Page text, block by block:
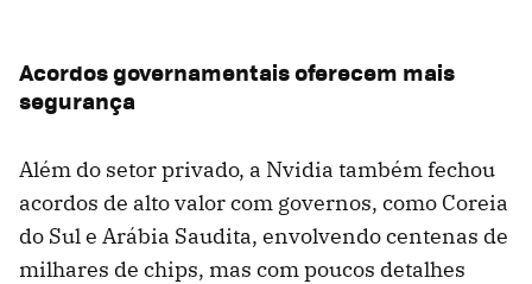
Acordos governamentais oferecem mais
segurança
Além do setor privado, a Nvidia também fechou
acordos de alto valor com governos, como Coreia
do Sul e Arábia Saudita, envolvendo centenas de
milhares de chips, mas com poucos detalhes